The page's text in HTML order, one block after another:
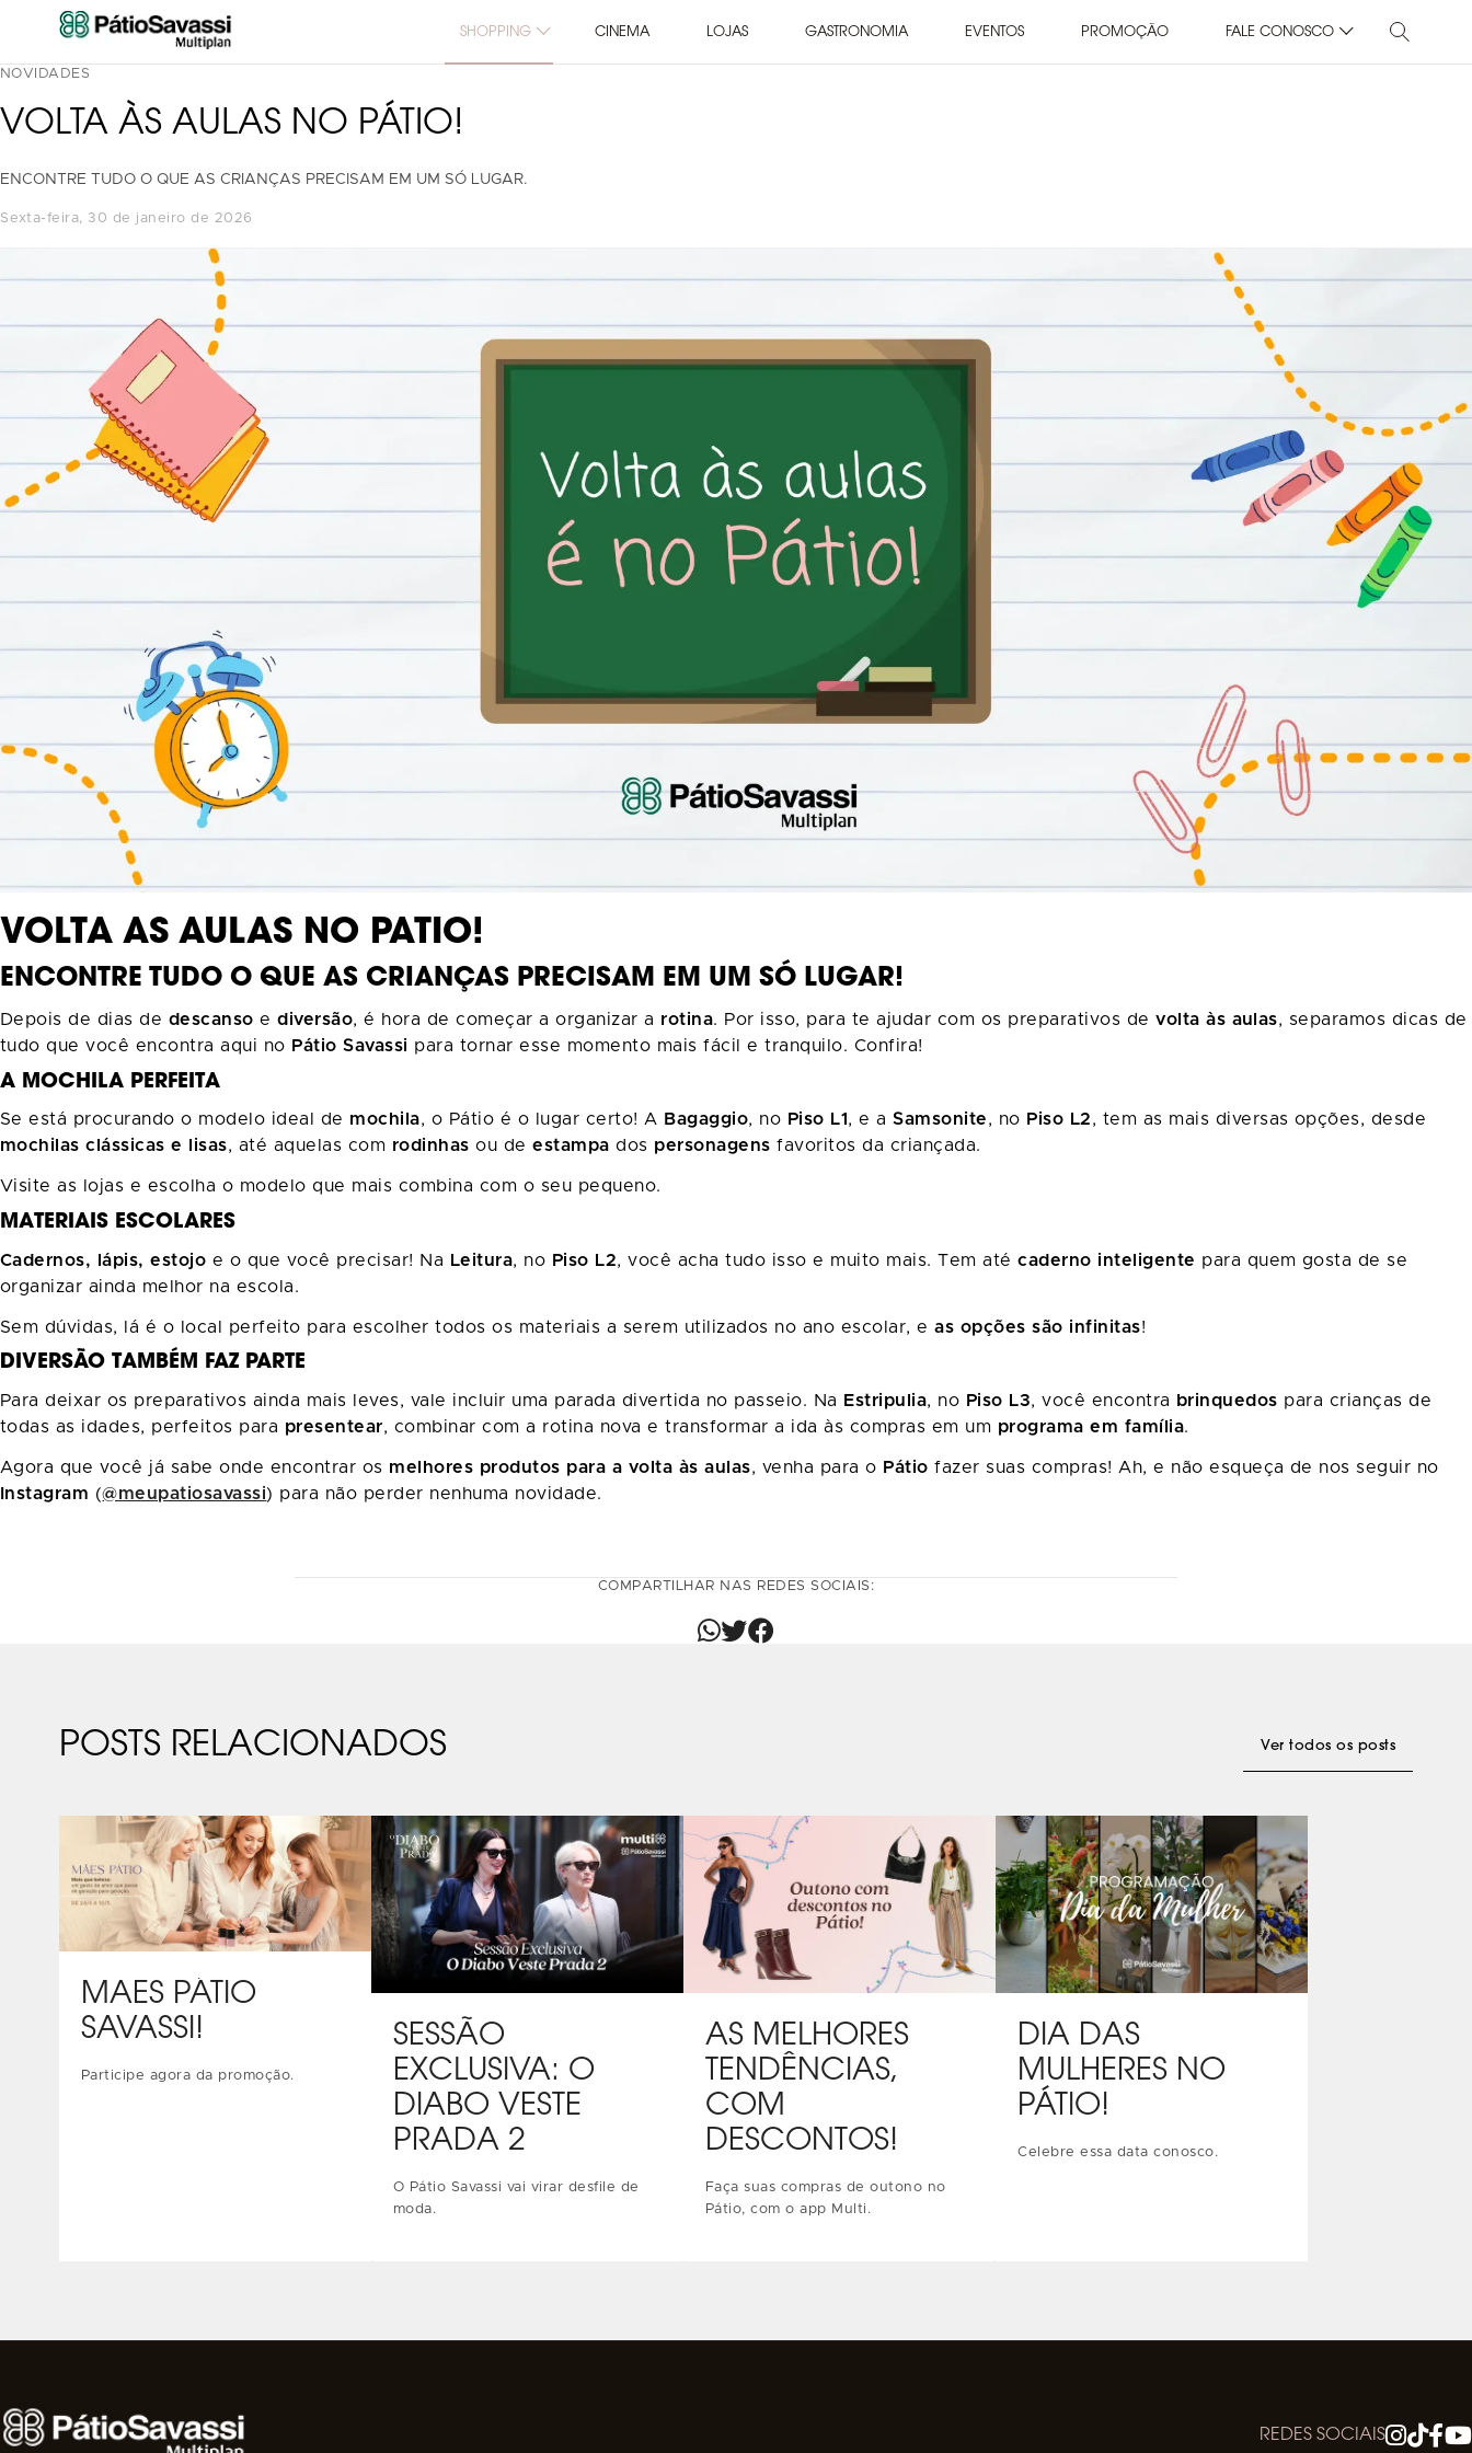
SHOPPING CINEMA LOJAS GASTRONOMIA EVENTOS PROMOÇÃO FALE CONOSCO
NOVIDADES
VOLTA ÀS AULAS NO PÁTIO!
ENCONTRE TUDO O QUE AS CRIANÇAS PRECISAM EM UM SÓ LUGAR.
sexta-feira, 30 de janeiro de 2026
VOLTA ÀS AULAS NO PÁTIO!
ENCONTRE TUDO O QUE AS CRIANÇAS PRECISAM EM UM SÓ LUGAR!
Depois de dias de descansoediversão, é hora de começar a organizar a rotina. Por isso, para te ajudar com os preparativos de volta às aulas, separamos dicas de
tudo que você encontra aqui no Pátio Savassi para tornar esse momento mais fácil e tranquilo. Confira!
A MOCHILA PERFEITA
Se está procurando o modelo ideal de mochila, o Pátio é o lugar certo! A Bagaggio, no Piso L1 , e aSamsonite, no Piso L2, tem as mais diversas opções, desde
mochilas clássicas e lisas, até aquelas com rodinhasou deestampados personagensfavoritos da criançada.
Visite as lojas e escolha o modelo que mais combina com o seu pequeno.
MATERIAIS ESCOLARES
Cadernos, lápis, estojo e o que você precisar! Na Leitura, no Piso L2, você acha tudo isso e muito mais. Tem atécaderno inteligente para quem gosta de se
organizar ainda melhor na escola.
Sem dúvidas, lá é o local perfeito para escolher todos os materiais a serem utilizados no ano escolar, eas opções são infinitas!
DIVERSÃO TAMBÉM FAZ PARTE
Para deixar os preparativos ainda mais leves, vale incluir uma parada divertida no passeio. Na Estripulia, no Piso L3, você encontra brinquedos para crianças de
todas as idades, perfeitos para presentear, combinar com a rotina nova e transformar a ida às compras em um programa em família.
Agora que você já sabe onde encontrar os melhores produtos para a volta às aulas, venha para o Pátiofazer suas compras! Ah, e não esqueça de nos seguir no
Instagram (@meupatiosavassi) para não perder nenhuma novidade.
COMPARTILHAR NAS REDES SOCIAIS:
POSTS RELACIONADOS Ver todos os posts
MÃES PÁTIO
SAVASSI!
Participe agora da promoção.
SESSÃO
EXCLUSIVA: O
DIABO VESTE
PRADA 2
O Pátio Savassi vai virar desfile de
moda.
AS MELHORES
TENDÊNCIAS,
COM
DESCONTOS!
Faça suas compras de outono no
Pátio, com o app Multi.
DIA DAS
MULHERES NO
PÁTIO!
Celebre essa data conosco.
REDES SOCIAIS